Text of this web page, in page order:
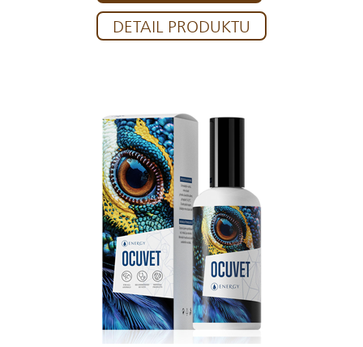
DETAIL PRODUKTU